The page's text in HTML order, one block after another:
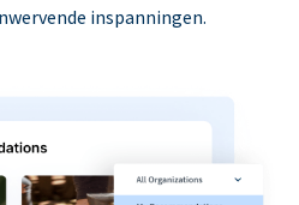
inspanningen.